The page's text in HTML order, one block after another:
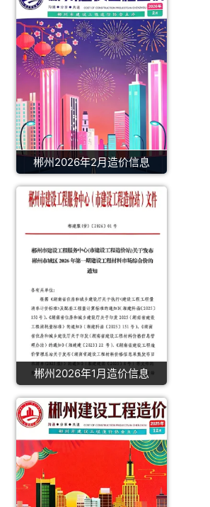
郴州2026年2月造价信息
郴州2026年1月造价信息